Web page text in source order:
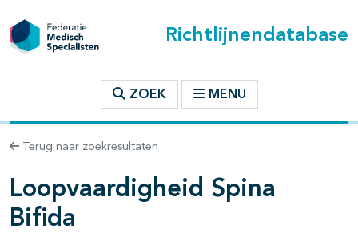
Richtlijnendatabase
ZOEK MENU
Terug naar zoekresultaten
Loopvaardigheid Spina
Bifida
binnen deze richtlijn